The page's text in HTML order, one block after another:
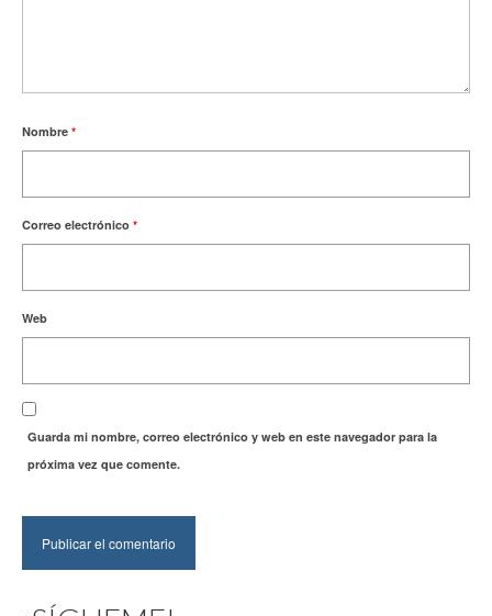
Nombre *
Correo electrónico *
Web
Guarda mi nombre, correo electrónico y web en este navegador para la
próxima vez que comente.